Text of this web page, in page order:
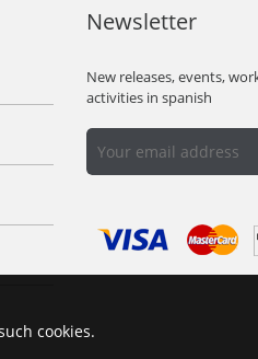
Newsletter
New releases, events,
activities in spanish
cookies.